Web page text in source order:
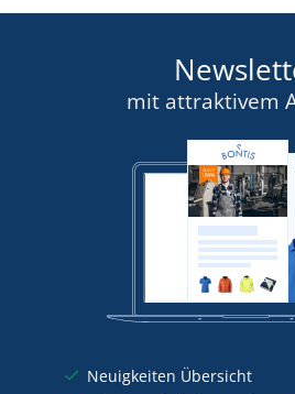
mit attraktivem
Neuigkeiten Übersicht